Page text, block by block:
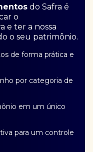
do Safra é
o
e ter a nossa
o seu patrimônio.
de forma prática e
por categoria de
em um único
para um controle